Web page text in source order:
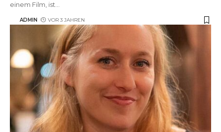
einem Film, ist…
ADMIN VOR 3 JAHREN